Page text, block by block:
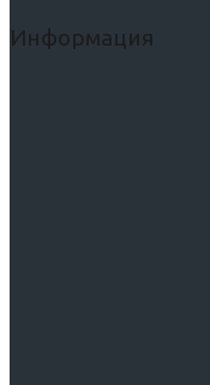
Информация